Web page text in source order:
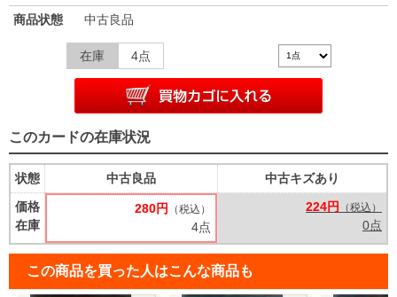
商品状態
中古良品
在庫 4点
このカードの在庫状況
状態
価格
在庫
中古良品
280円 （税込）
4点
中古キズあり
224円
（税込）
0点
この商品を買った人はこんな商品も